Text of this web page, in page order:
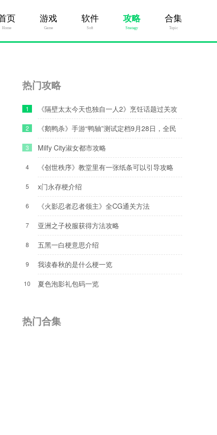
页
Home
游戏
Game
软件
Soft
攻略
Stratagy
合集
Topic
热门攻略
1
《隔壁太太今天也独自一人2》烹饪话题过关攻
略
2
《鹅鸭杀》手游“鸭轴”测试定档9月28日，全民
推理盛宴即将开启！
3 Milfy City淑女都市攻略
4 《创世秩序》教堂里有一张纸条可以引导攻略
5 x门永存梗介绍
6 《火影忍者忍者领主》全CG通关方法
7 亚洲之子校服获得方法攻略
8 五黑一白梗意思介绍
9 我读春秋的是什么梗一览
10 夏色泡影礼包码一览
热门合集